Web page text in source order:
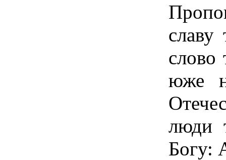
слово
юже
люди
Богу: